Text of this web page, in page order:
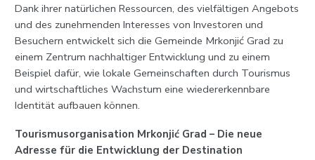
Dank ihrer natürlichen Ressourcen, des vielfältigen Angebots
und des zunehmenden Interesses von Investoren und
Besuchern entwickelt sich die Gemeinde Mrkonjić Grad zu
einem Zentrum nachhaltiger Entwicklung und zu einem
Beispiel dafür, wie lokale Gemeinschaften durch Tourismus
und wirtschaftliches Wachstum eine wiedererkennbare
Identität aufbauen können.
Tourismusorganisation Mrkonjić Grad – Die neue
Adresse für die Entwicklung der Destination